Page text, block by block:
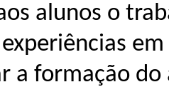
alunos o
a formação